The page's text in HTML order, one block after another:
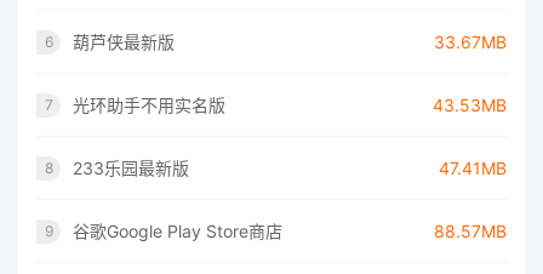
6 葫芦侠最新版 33.67MB
7 光环助手不用实名版 43.53MB
8 233乐园最新版 47.41MB
9 谷歌Google Play Store商店 88.57MB